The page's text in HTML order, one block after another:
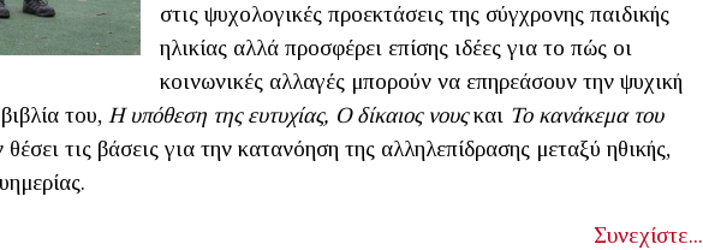
στις ψυχολογικές προεκτάσεις της σύγχρονης παιδικής
ηλικίας αλλά προσφέρει επίσης ιδέες για το πώς οι
κοινωνικές αλλαγές μπορούν να επηρεάσουν την ψυχική
του, Η υπόθεση της ευτυχίας, Ο δίκαιος νουςκαι Το κανάκεμα του
θέσει τις βάσεις για την κατανόηση της αλληλεπίδρασης μεταξύ ηθικής,
Συνεχίστε...